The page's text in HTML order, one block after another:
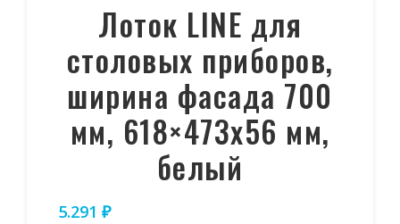
Лоток LINE для
столовых приборов,
ширина фасада 700
мм, 618×473х56 мм,
белый
5.291 ₽